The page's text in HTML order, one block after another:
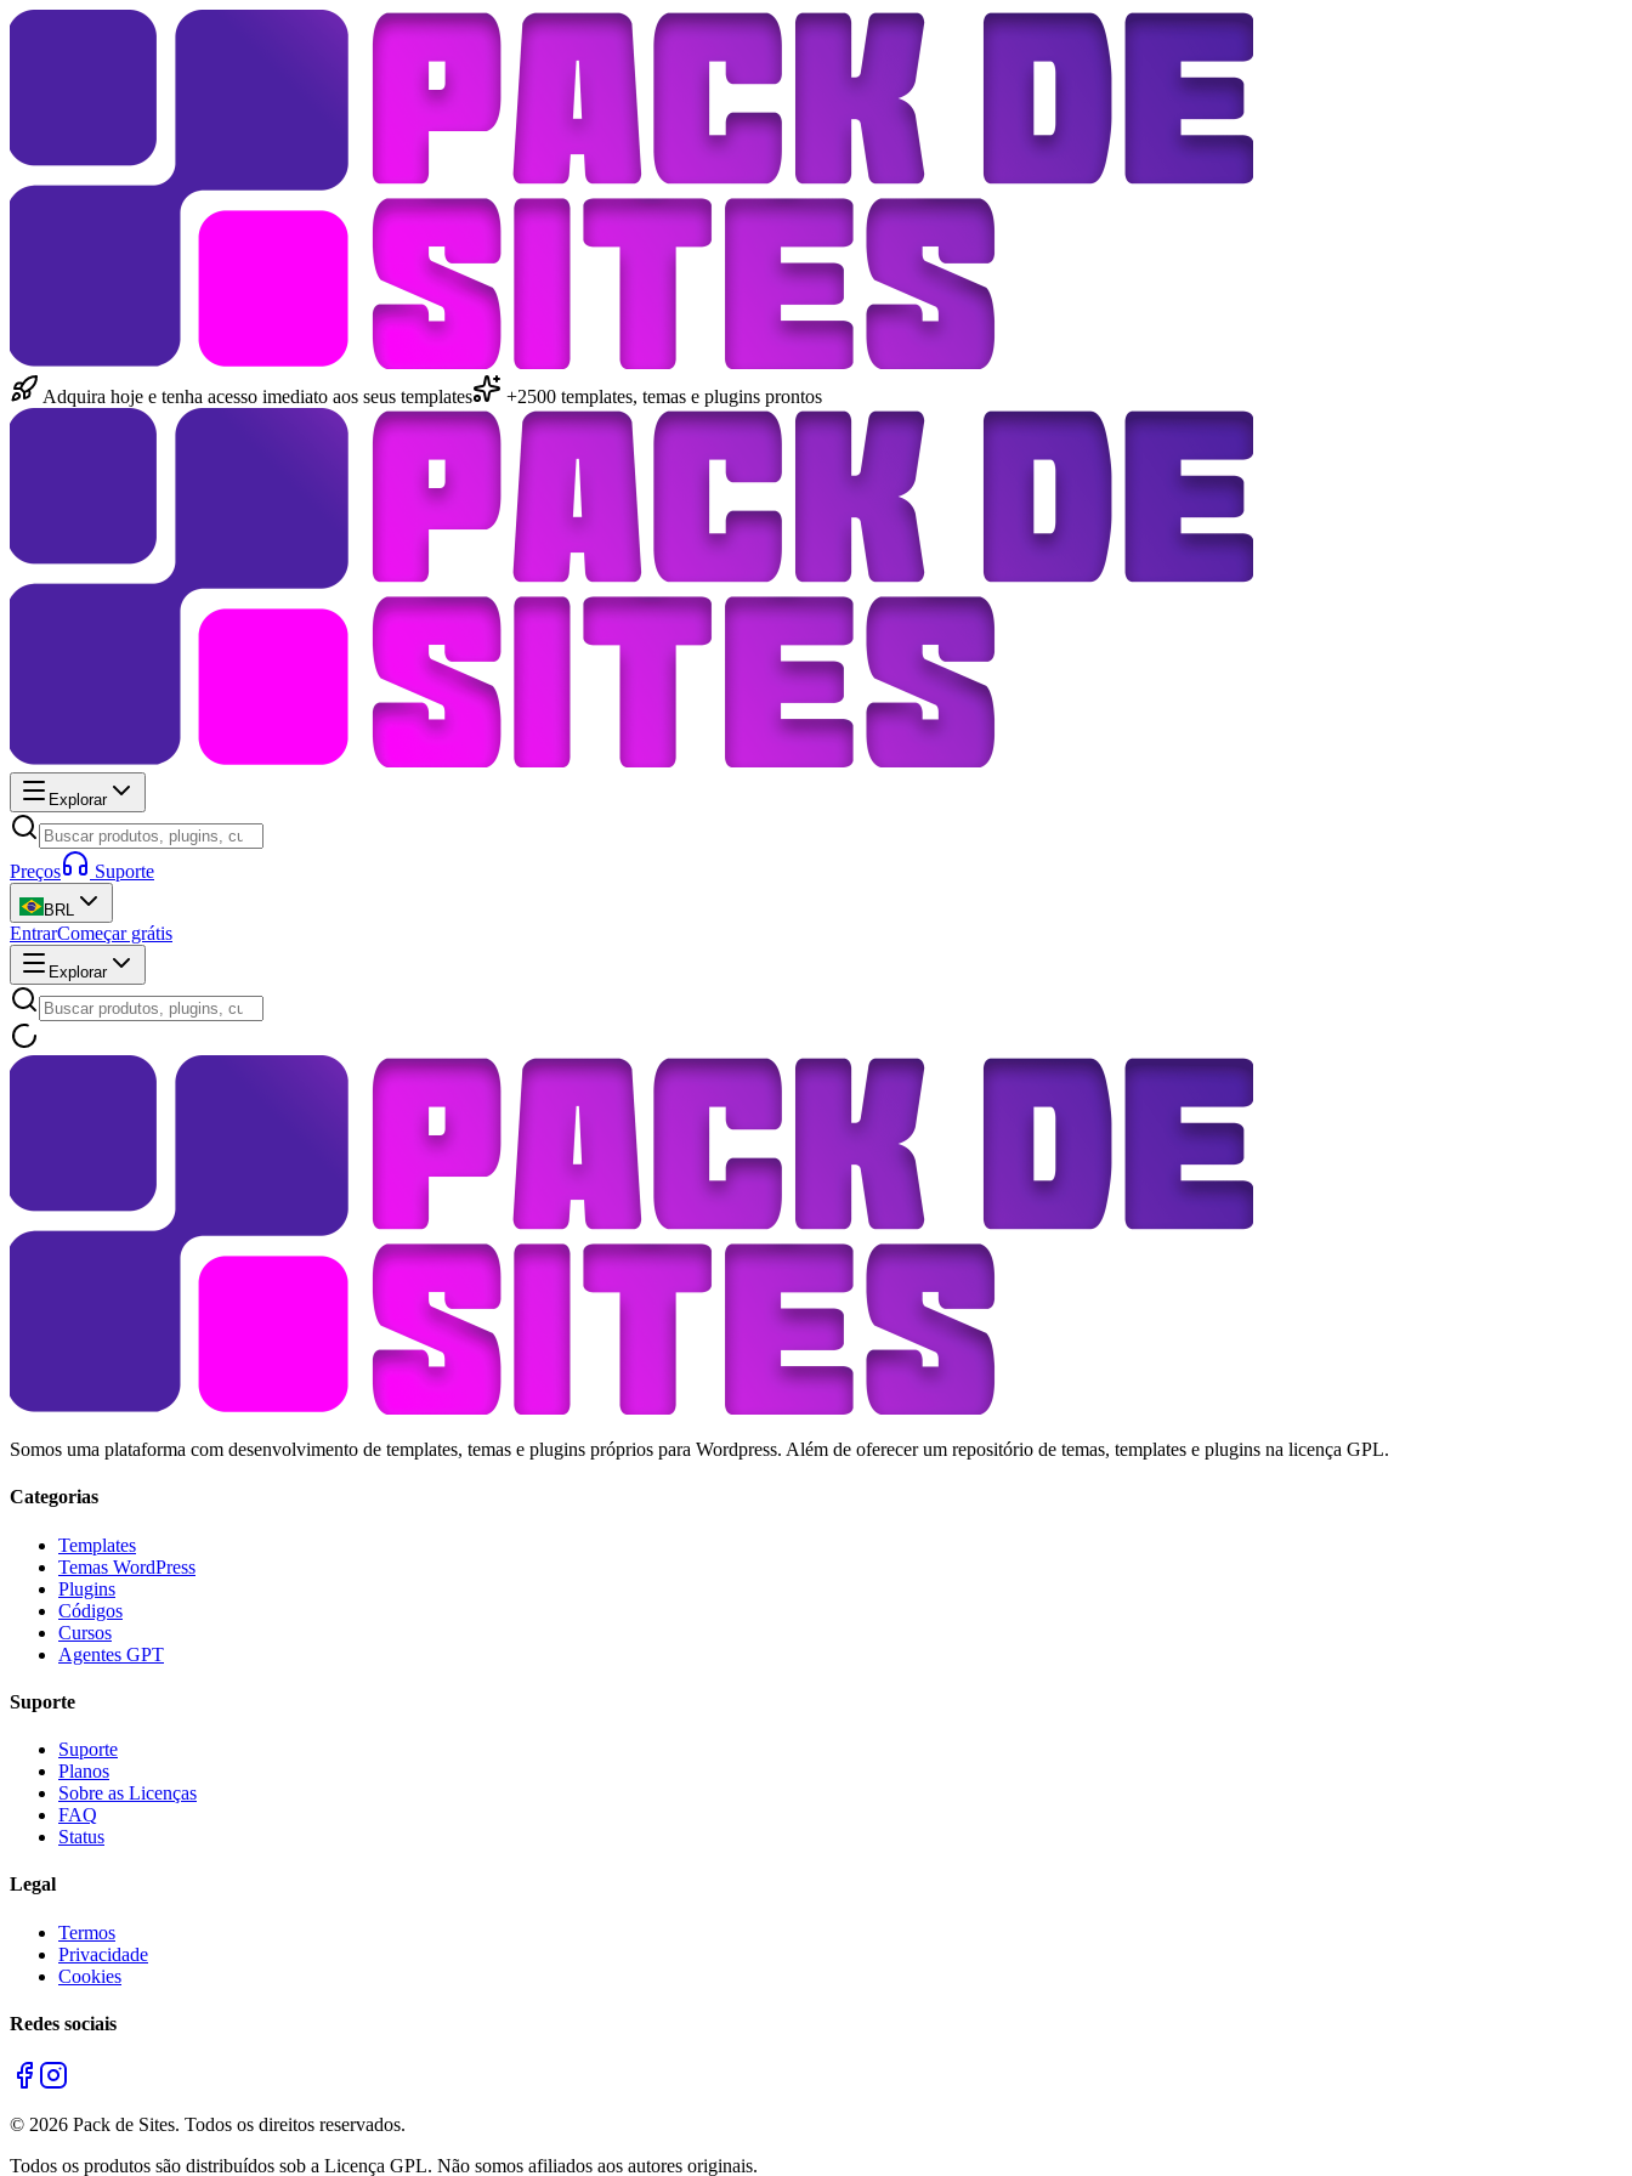
Adquira hoje e tenha acesso imediato aos seus templates +2500 templates, temas e plugins prontos
Explorar
Preços Suporte
BRL
EntrarComeçar grátis
Explorar
Somos uma plataforma com desenvolvimento de templates, temas e plugins próprios para Wordpress. Além de oferecer um repositório de temas, templates e plugins na licença GPL.
Categorias
Templates
Temas WordPress
Plugins
Códigos
Cursos
Agentes GPT
Suporte
Suporte
Planos
Sobre as Licenças
FAQ
Status
Legal
Termos
Privacidade
Cookies
Redes sociais
© 2026 Pack de Sites. Todos os direitos reservados.
Todos os produtos são distribuídos sob a Licença GPL. Não somos afiliados aos autores originais.